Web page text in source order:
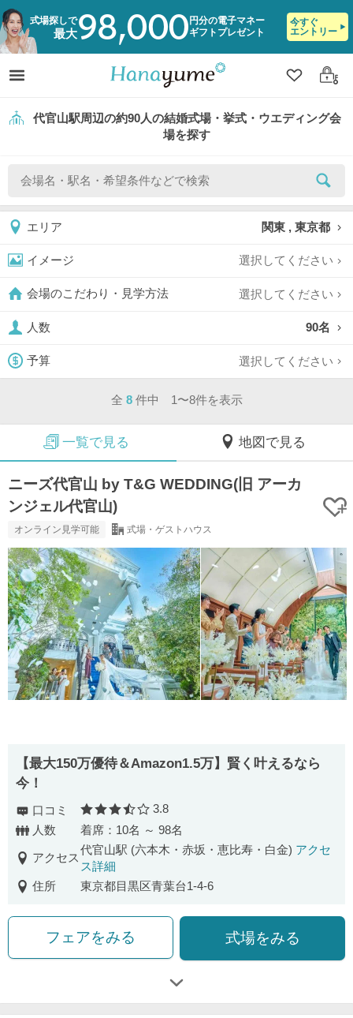
式場探しで
最大98,000 円分の電子マネー
ギフトプレゼント
今すぐ
エントリー
クリップ
ログ
代官山駅周辺の約90人の結婚式場・挙式・ウエディング会
場を探す
エリア 関東 , 東京都
イメージ 選択してください
会場のこだわり・見学方法 選択してください
人数 90名
予算 選択してください
全 8 件中 1〜8件を表示
一覧で見る 地図で見る
ニーズ代官山 by T&G WEDDING(旧 アーカ
ンジェル代官山)
オンライン見学可能 式場・ゲストハウス
【最⼤150万優待＆Amazon1.5万】賢く叶えるなら
今！
口コミ 口コミ評価
3.8
人数
着席：10名 ～ 98名
アクセス
代官山駅 (六本木・赤坂・恵比寿・白金) アクセ
ス詳細
住所
東京都目黒区青葉台1-4-6
フェアをみる 式場をみる